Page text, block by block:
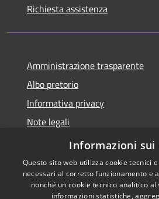
Richiesta assistenza
Amministrazione trasparente
Albo pretorio
Informativa privacy
Note legali
Dichiarazione di accessibilità
Informazioni sui
Questo sito web utilizza cookie tecnici
necessari al corretto funzionamento e
nonché un cookie tecnico analitico
informazioni statistiche,